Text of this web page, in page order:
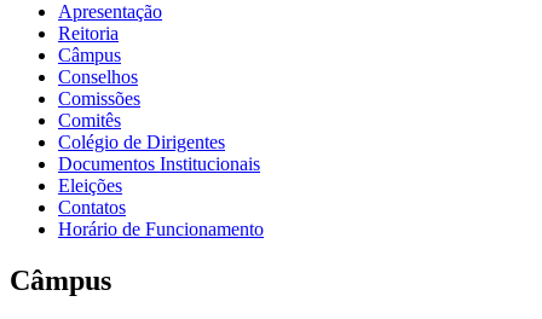
Apresentação
Reitoria
Câmpus
Conselhos
Comissões
Comitês
Colégio de Dirigentes
Documentos Institucionais
Eleições
Contatos
Horário de Funcionamento
Câmpus